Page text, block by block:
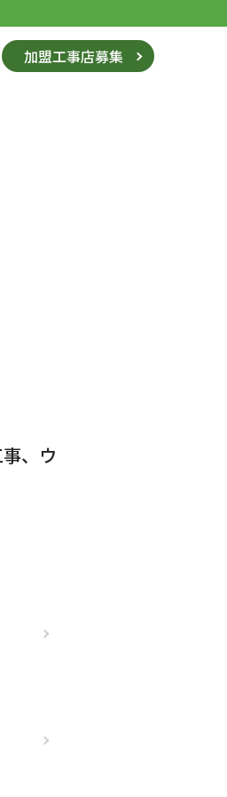
加盟工事店募集
、ウ